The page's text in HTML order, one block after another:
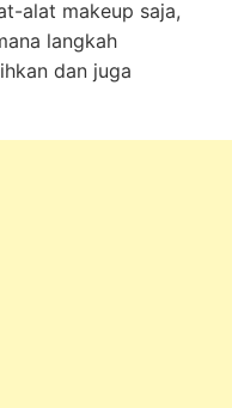
alat makeup saja,
langkah
dan juga